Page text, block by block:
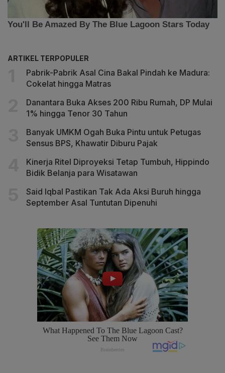
ARTIKEL TERPOPULER
Pabrik-Pabrik Asal Cina Bakal Pindah ke Madura:
Cokelat hingga Matras
Danantara Buka Akses 200 Ribu Rumah, DP Mulai
1% hingga Tenor 30 Tahun
Banyak UMKM Ogah Buka Pintu untuk Petugas
Sensus BPS, Khawatir Diburu Pajak
Kinerja Ritel Diproyeksi Tetap Tumbuh, Hippindo
Bidik Belanja para Wisatawan
Said Iqbal Pastikan Tak Ada Aksi Buruh hingga
September Asal Tuntutan Dipenuhi